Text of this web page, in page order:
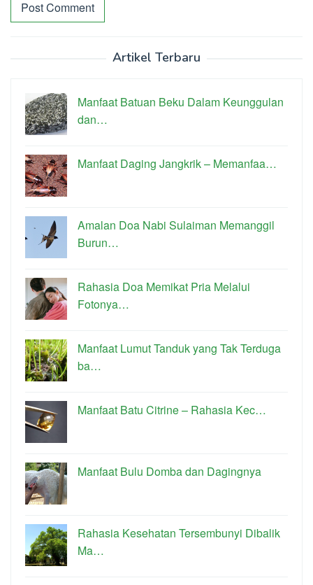
Artikel Terbaru
Manfaat Batuan Beku Dalam Keunggulan
dan…
Manfaat Daging Jangkrik – Memanfaa…
Amalan Doa Nabi Sulaiman Memanggil
Burun…
Rahasia Doa Memikat Pria Melalui
Fotonya…
Manfaat Lumut Tanduk yang Tak Terduga
ba…
Manfaat Batu Citrine – Rahasia Kec…
Manfaat Bulu Domba dan Dagingnya
Rahasia Kesehatan Tersembunyi Dibalik
Ma…